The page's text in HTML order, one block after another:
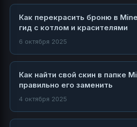
Как перекрасить броню в
гид с котлом и красителями
6 октября 2025
Как найти свой скин в папке
правильно его заменить
4 октября 2025